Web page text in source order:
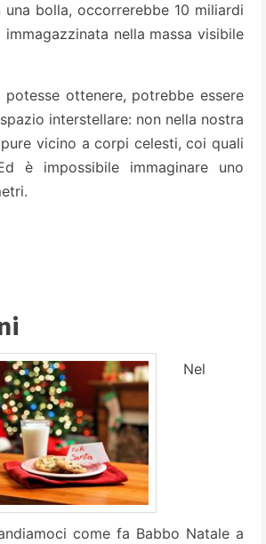
bolla, occorrerebbe 10 miliardi
immagazzinata nella massa visibile
ottenere, potrebbe essere
interstellare: non nella nostra
vicino a corpi celesti, coi quali
è impossibile immagi­nare uno
Nel
come fa Babbo Natale a